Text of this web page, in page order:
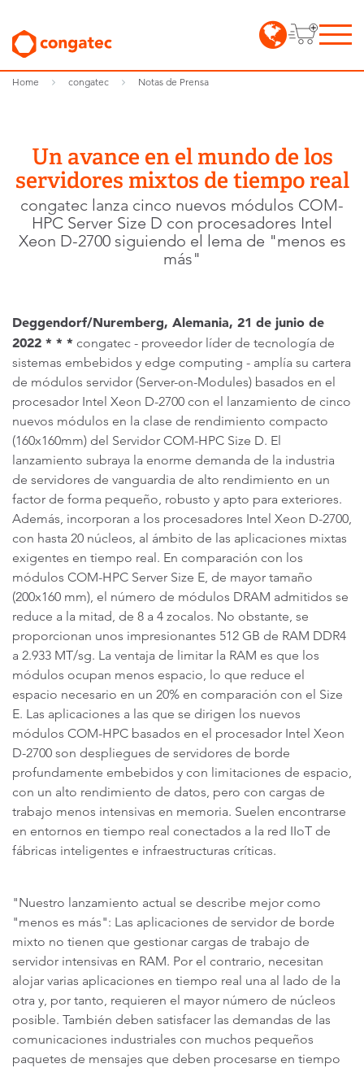
Home congatec Notas de Prensa
Un avance en el mundo de los
servidores mixtos de tiempo real
congatec lanza cinco nuevos módulos COM-
HPC Server Size D con procesadores Intel
Xeon D-2700 siguiendo el lema de "menos es
más"
Deggendorf/Nuremberg, Alemania, 21 de junio de
2022 * * * congatec - proveedor líder de tecnología de
sistemas embebidos y edge computing - amplía su cartera
de módulos servidor (Server-on-Modules) basados en el
procesador Intel Xeon D-2700 con el lanzamiento de cinco
nuevos módulos en la clase de rendimiento compacto
(160x160mm) del Servidor COM-HPC Size D. El
lanzamiento subraya la enorme demanda de la industria
de servidores de vanguardia de alto rendimiento en un
factor de forma pequeño, robusto y apto para exteriores.
Además, incorporan a los procesadores Intel Xeon D-2700,
con hasta 20 núcleos, al ámbito de las aplicaciones mixtas
exigentes en tiempo real. En comparación con los
módulos COM-HPC Server Size E, de mayor tamaño
(200x160 mm), el número de módulos DRAM admitidos se
reduce a la mitad, de 8 a 4 zocalos. No obstante, se
proporcionan unos impresionantes 512 GB de RAM DDR4
a 2.933 MT/sg. La ventaja de limitar la RAM es que los
módulos ocupan menos espacio, lo que reduce el
espacio necesario en un 20% en comparación con el Size
E. Las aplicaciones a las que se dirigen los nuevos
módulos COM-HPC basados en el procesador Intel Xeon
D-2700 son despliegues de servidores de borde
profundamente embebidos y con limitaciones de espacio,
con un alto rendimiento de datos, pero con cargas de
trabajo menos intensivas en memoria. Suelen encontrarse
en entornos en tiempo real conectados a la red IIoT de
fábricas inteligentes e infraestructuras críticas.
"Nuestro lanzamiento actual se describe mejor como
"menos es más": Las aplicaciones de servidor de borde
mixto no tienen que gestionar cargas de trabajo de
servidor intensivas en RAM. Por el contrario, necesitan
alojar varias aplicaciones en tiempo real una al lado de la
otra y, por tanto, requieren el mayor número de núcleos
posible. También deben satisfacer las demandas de las
comunicaciones industriales con muchos pequeños
paquetes de mensajes que deben procesarse en tiempo